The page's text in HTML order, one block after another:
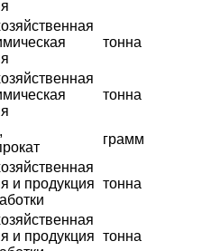
тонна
тонна
грамм
и продукция тонна
и продукция тонна